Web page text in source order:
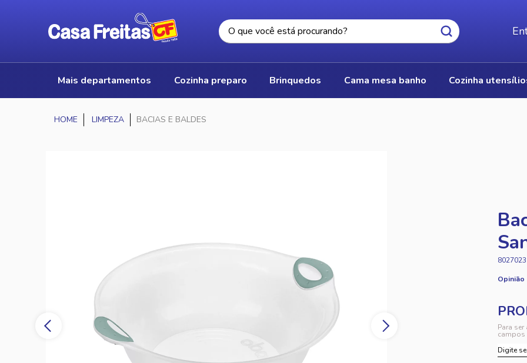
mais departamentos cozinha preparo brinquedos cama mesa banho cozinha
LIMPEZA BACIAS E BALDES
Opinião
Para
campos